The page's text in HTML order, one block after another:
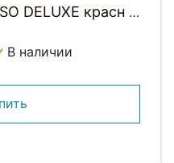
DELUXE красн с
В наличии